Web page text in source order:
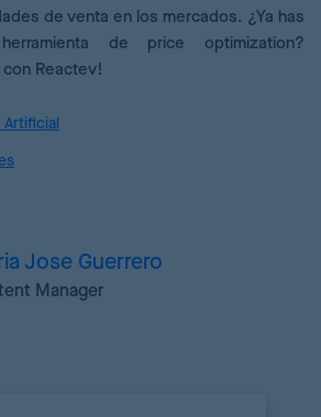
de venta en los mercados. ¿Ya has
de price optimization?
con Reactev!
Artificial
Jose Guerrero
Manager